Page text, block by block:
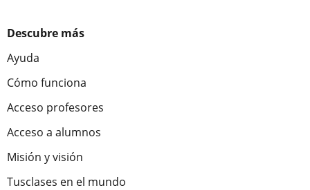
Descubre más
Ayuda
Cómo funciona
Acceso profesores
Acceso a alumnos
Misión y visión
Tusclases en el mundo